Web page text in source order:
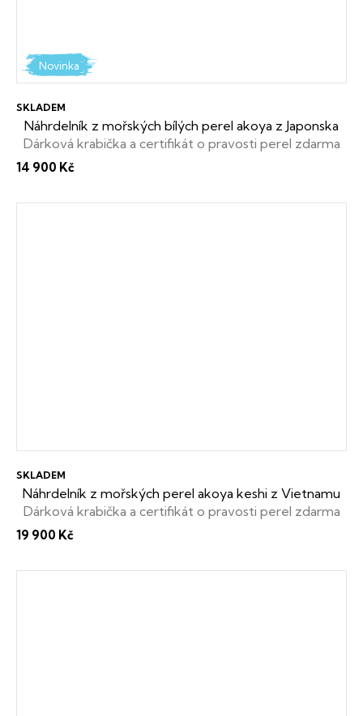
Novinka
Náhrdelník z mořských bílých perel akoya z Japonska
Dárková krabička a certifikát o pravosti perel zdarma
SKLADEM
14 900 Kč
Náhrdelník z mořských perel akoya keshi z Vietnamu
Dárková krabička a certifikát o pravosti perel zdarma
SKLADEM
19 900 Kč